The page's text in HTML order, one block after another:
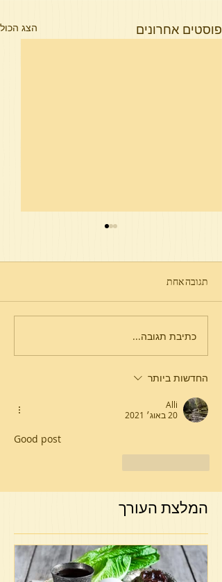
פוסטים אחרונים הצג הכול
הביטחון בה'
תגובה אחת
כתיבת תגובה...
החדשות ביותר
Alli
20 באוג׳ 2021
Good post
המלצת העורך